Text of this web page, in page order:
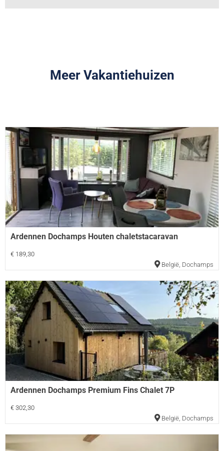
Meer Vakantiehuizen
Ardennen Dochamps Houten chaletstacaravan
€ 189,30
België, Dochamps
Ardennen Dochamps Premium Fins Chalet 7P
€ 302,30
België, Dochamps